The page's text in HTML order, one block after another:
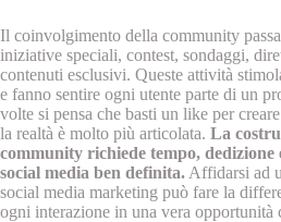
Il coinvolgimento della community
iniziative speciali, contest, sondaggi,
contenuti esclusivi. Queste attività
e fanno sentire ogni utente parte di un
volte si pensa che basti un like per
la realtà è molto più articolata. La
community richiede tempo, dedizione
social media ben definita. Affidarsi ad
social media marketing può fare la
ogni interazione in una vera opportunità